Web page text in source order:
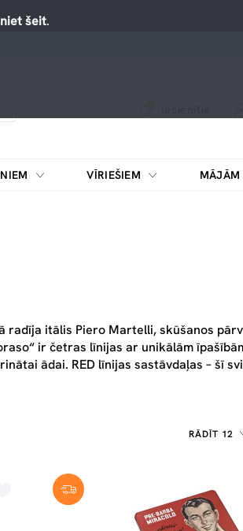
VĪRIEŠIEM MĀJĀM
radīja itālis Piero Martelli, skūšanos
ir četras līnijas ar unikālām
ādai. RED līnijas sastāvdaļas – šī
RĀDĪT 12
šeit.